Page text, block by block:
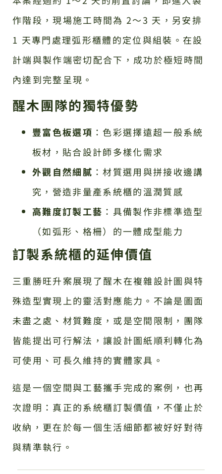
作階段，現場施工時間為 2～3 天，另安排
1 天專門處理弧形櫃體的定位與組裝。在設
計端與製作端密切配合下，成功於極短時間
內達到完整呈現。
醒木團隊的獨特優勢
豐富色板選項 ：色彩選擇遠超一般系統
板材，貼合設計師多樣化需求
外觀自然細膩 ：材質選用與拼接收邊講
究，營造非量產系統櫃的溫潤質感
高難度訂製工藝 ：具備製作非標準造型
（如弧形、格柵）的一體成型能力
訂製系統櫃的延伸價值
三重勝旺升案展現了醒木在複雜設計圖與特
殊造型實現上的靈活對應能力。不論是圖面
未盡之處、材質難度，或是空間限制，團隊
皆能提出可行解法，讓設計圖紙順利轉化為
可使用、可長久維持的實體家具。
這是一個空間與工藝攜手完成的案例，也再
次證明：真正的系統櫃訂製價值，不僅止於
收納，更在於每一個生活細節都被好好對待
與精準執行。